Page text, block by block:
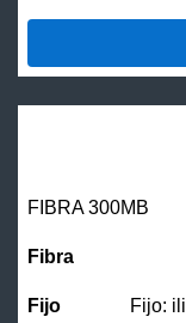
FIBRA 300MB
Fijo: